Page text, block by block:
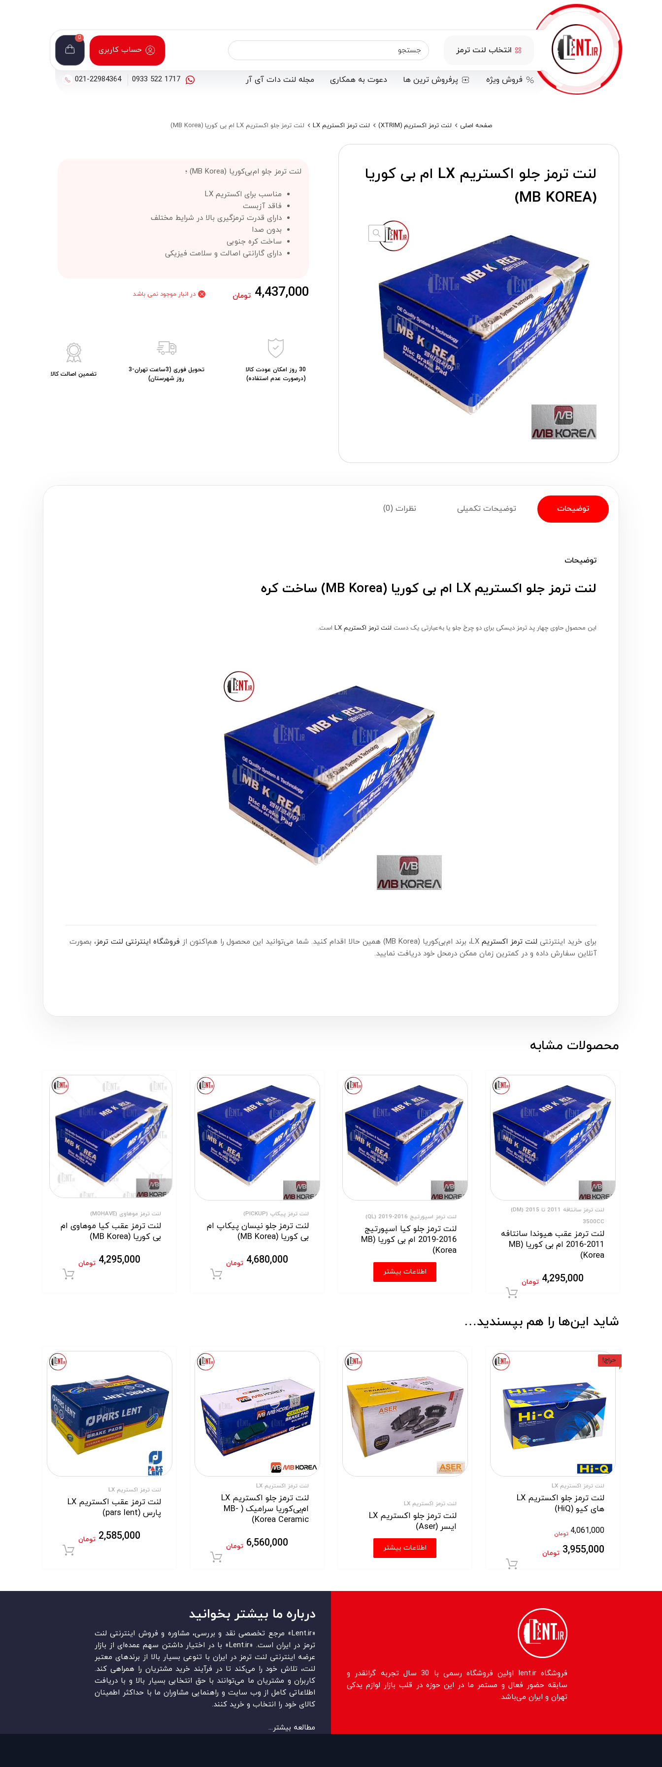
انتخاب لنت ترمز حساب کاربری
0
فروش ویژه پرفروش ترین ها دعوت به همکاری مجله لنت دات آی آر 1717 522 0933
021-22984364
صفحه اصلی لنت ترمز اکستریم (XTRIM) لنت ترمز اکستریم LX لنت ترمز جلو اکستریم LX ام بی کوریا (MB Korea)
لنت ترمز جلو اکستریم LX ام بی کوریا
(MB KOREA)
لنت ترمز جلو ام‌بی‌کوریا (MB Korea) ؛
مناسب برای اکستریم LX
فاقد آزبست
دارای قدرت ترمزگیری بالا در شرایط مختلف
بدون صدا
ساخت کره جنوبی
دارای گارانتی اصالت و سلامت فیزیکی
4,437,000 تومان در انبار موجود نمی باشد
30 روز امکان عودت کالا
(درصورت عدم استفاده)
تحویل فوری (3ساعت تهران-3
روز شهرستان)
تضمین اصالت کالا
توضیحات توضیحات تکمیلی نظرات (0)
توضیحات
لنت ترمز جلو اکستریم LX ام بی کوریا (MB Korea) ساخت کره
این محصول حاوی چهار پد ترمز دیسکی برای دو چرخ جلو یا به‌عبارتی یک دست لنت ترمز اکستریم LX است.
برای خرید اینترنتی لنت ترمز اکستریم فروشگاه اینترنتی لنت ترمز، بصورت
آنلاین سفارش داده و در کمترین زمان ممکن درمحل خود دریافت نمایید.
شاید این‌ها را هم بپسندید…
حراج!
لنت ترمز اکستریم LX
لنت ترمز جلو اکستریم LX
های کیو (HiQ)
4,061,000 تومان
3,955,000 تومان
لنت ترمز اکستریم LX
لنت ترمز جلو اکستریم LX
ایسر (Aser)
اطلاعات بیشتر
لنت ترمز اکستریم LX
لنت ترمز جلو اکستریم LX
ام‌بی‌کوریا سرامیک ( MB-
Korea Ceramic)
6,560,000 تومان
لنت ترمز اکستریم LX
لنت ترمز عقب اکستریم LX
پارس (pars lent)
2,585,000 تومان
محصولات مشابه
لنت ترمز سانتافه 2011 تا 2015 (DM)
3500CC
لنت ترمز عقب هیوندا سانتافه
2011-2016 ام بی کوریا (MB
Korea)
4,295,000 تومان
لنت ترمز اسپورتیج 2016-2019 (QL)
لنت ترمز جلو کیا اسپورتیج
2016-2019 ام بی کوریا (MB
Korea)
اطلاعات بیشتر
لنت ترمز پیکاپ (PICKUP)
لنت ترمز جلو نیسان پیکاپ ام
بی کوریا (MB Korea)
4,680,000 تومان
لنت ترمز موهاوی (MOHAVE)
لنت ترمز عقب کیا موهاوی ام
بی کوریا (MB Korea)
4,295,000 تومان
فروشگاه lent.ir اولین فروشگاه رسمی با 30 سال تجربه گرانقدر و
سابقه حضور فعال و مستمر ما در این حوزه در قلب بازار لوازم یدکی
تهران و ایران می‌باشد.
درباره ما بیشتر بخوانید
«Lent.ir» مرجع تخصصی نقد و بررسی، مشاوره و فروش اینترنتی لنت
ترمز در ایران است. «Lent.ir» با در اختیار داشتن سهم عمده‏‌ای از بازار
عرضه اینترنتی لنت ترمز در ایران با تنوعی بسیار بالا از برندهای معتبر
لنت، تلاش خود را می‌‏‏کند تا در فرآیند خرید مشتریان را همراهی کند.
کاربران و مشتریان ما می‏‏‌توانند با حق انتخابی بسیار بالا و با دریافت
اطلاعاتی کامل از وب سایت و راهنمایی مشاوران ما با حداکثر اطمینان
کالای خود را انتخاب و خرید کنند.
مطالعه بیشتر...